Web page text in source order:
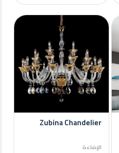
Zubina Chandelier
الإضاءة